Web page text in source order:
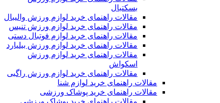
بسکتبال
مقالات راهنمای خرید لوازم ورزش والیبال
مقالات راهنمای خرید لوازم ورزش تنیس
مقالات راهنمای خرید لوازم فوتبال دستی
مقالات راهنمای خرید لوازم ورزش بیلیارد
مقالات راهنمای خرید لوازم ورزش
اسکواش
مقالات راهنمای خرید لوازم ورزش راگبی
مقالات راهنمای خرید لوازم شنا
مقالات راهنمای خرید پوشاک ورزشی
مقالات راهنمای خرید پوشاک ورزشی